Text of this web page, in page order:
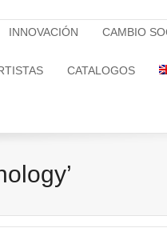
INNOVACIÓN CAMBIO
CATALOGOS